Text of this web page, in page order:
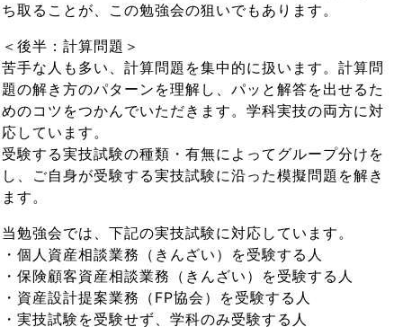
ち取ることが、この勉強会の狙いでもあります。
＜後半：計算問題＞
苦手な人も多い、計算問題を集中的に扱います。計算問
題の解き方のパターンを理解し、パッと解答を出せるた
めのコツをつかんでいただきます。学科実技の両方に対
応しています。
受験する実技試験の種類・有無によってグループ分けを
し、ご自身が受験する実技試験に沿った模擬問題を解き
ます。
当勉強会では、下記の実技試験に対応しています。
・個人資産相談業務（きんざい）を受験する人
・保険顧客資産相談業務（きんざい）を受験する人
・資産設計提案業務（FP協会）を受験する人
・実技試験を受験せず、学科のみ受験する人